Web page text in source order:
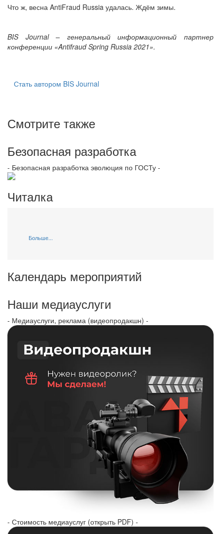
Что ж, весна AntiFraud Russia удалась. Ждём зимы.
BIS Journal – генеральный информационный партнер
конференции «Antifraud Spring Russia 2021».
Стать автором BIS Journal
Смотрите также
Безопасная разработка
- Безопасная разработка эволюция по ГОСТу -
Читалка
Больше...
Календарь мероприятий
Наши медиауслуги
- Медиауслуги, реклама (видеопродакшн) -
- Стоимость медиауслуг (открыть PDF) -